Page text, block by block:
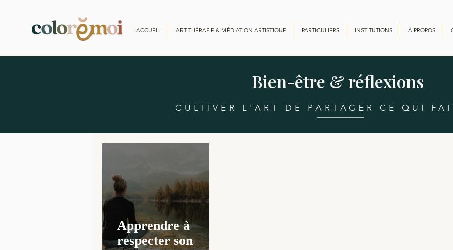
ACCUEIL ART-THÉRAPIE & MÉDIATION ARTISTIQUE PARTICULIERS INSTITUTIONS À PROPOS
Bien-être & réflexions
CULTIVER L'ART DE PARTAGER CE QUI
Apprendre à
respecter son